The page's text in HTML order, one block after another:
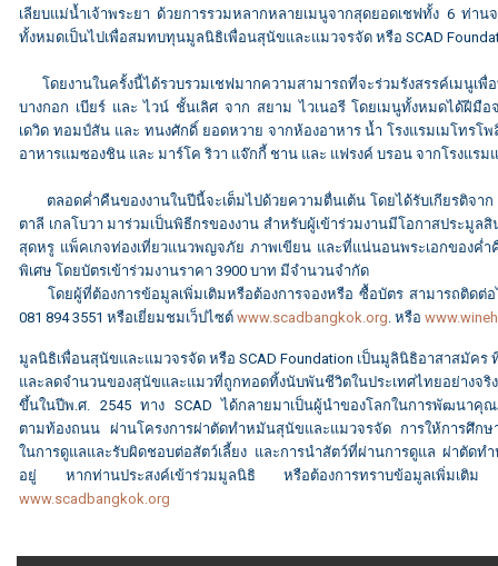
เลียบแม่น้ำเจ้าพระยา ด้วยการรวมหลากหลายเมนูจากสุดยอดเชฟทั้ง 6 ท่า
ทั้งหมดเป็นไปเพื่อสมทบทุนมูลนิธิเพื่อนสุนัขและแมวจรจัด หรือ SCAD
โดยงานในครั้งนี้ได้รวบรวมเชฟมากความสามารถที่จะร่วมรังสรรค์เมนูเพื่
บางกอก เบียร์ และ ไวน์ ชั้นเลิศ จาก สยาม ไวเนอรี โดยเมนูทั้งหมดได้ฝีมื
เดวิด ทอมป์สัน และ ทนงศักดิ์ ยอดหวาย จากห้องอาหาร น้ำ โรงแรมเมโทรโ
อาหารแมซองชิน และ มาร์โค ริวา แจ๊กกี้ ชาน และ แฟรงค์ บรอน จากโรงแรม
ตลอดค่ำคืนของงานในปีนี้จะเต็มไปด้วยความตื่นเต้น โดยได้รับเกียรติจา
ตาลี เกลโบวา มาร่วมเป็นพิธีกรของงาน สำหรับผู้เข้าร่วมงานมีโอกาสประมูล
สุดหรู แพ็คเกจท่องเที่ยวแนวพญจภัย ภาพเขียน และที่แน่นอนพระเอกของค่ำ
พิเศษ โดยบัตรเข้าร่วมงานราคา 3900 บาท มีจำนวนจำกัด
โดยผู้ที่ต้องการข้อมูลเพิ่มเติมหรือต้องการจองหรือ ซื้อบัตร สามารถติดต่อ
081 894 3551 หรือเยี่ยมชมเว็ปไซต์ www.scadbangkok.org . หรือ
มูลนิธิเพื่อนสุนัขและแมวจรจัด หรือ SCAD Foundation เป็นมูลินิธิอาสาสมัค
และลดจำนวนของสุนัขและแมวที่ถูกทอดทิ้งนับพันชีวิตในประเทศไทยอย่างจริ
ขึ้นในปีพ.ศ. 2545 ทาง SCAD ได้กลายมาเป็นผู้นำของโลกในการพัฒนาคุ
ตามท้องถนน ผ่านโครงการผ่าตัดทำหมันสุนัขและแมวจรจัด การให้การศึกษ
ในการดูแลและรับผิดชอบต่อสัตว์เลี้ยง และการนำสัตว์ที่ผ่านการดูแล ผ่าตัด
อยู่ หากท่านประสงค์เข้าร่วมมูลนิธิ หรือต้องการทราบข้อมูลเพิ่มเติม
www.scadbangkok.org